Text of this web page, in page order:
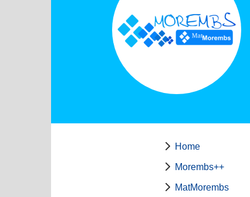
Home
Morembs++
MatMorembs